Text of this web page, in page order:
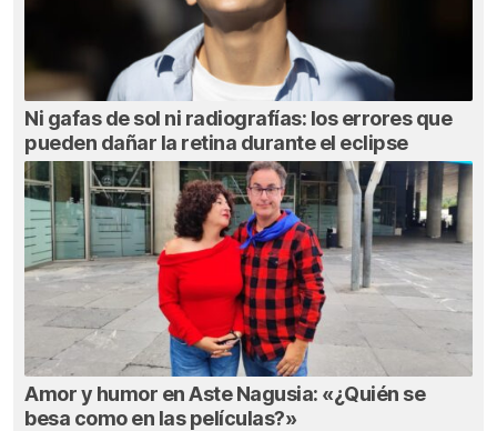
Ni gafas de sol ni radiografías: los errores que
pueden dañar la retina durante el eclipse
Amor y humor en Aste Nagusia: «¿Quién se
besa como en las películas?»